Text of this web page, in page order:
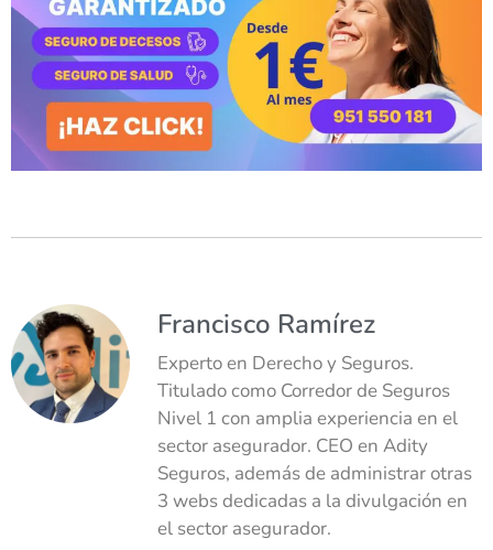
Francisco Ramírez
Experto en Derecho y Seguros.
Titulado como Corredor de Seguros
Nivel 1 con amplia experiencia en el
sector asegurador. CEO en Adity
Seguros, además de administrar otras
3 webs dedicadas a la divulgación en
el sector asegurador.